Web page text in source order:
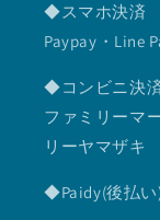
◆スマホ決済
Paypay・Line
◆コンビニ決済
ファミリーマ
リーヤマザキ
◆Paidy(後払い